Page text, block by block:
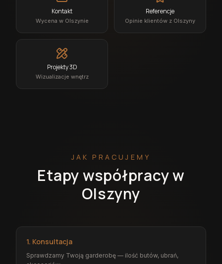
Kontakt
Wycena w Olszynie
Referencje
Opinie klientów z Olszyny
Projekty 3D
Wizualizacje wnętrz
JAK PRACUJEMY
Etapy współpracy w
Olszyny
1. Konsultacja
Sprawdzamy Twoją garderobę — ilość butów, ubrań,